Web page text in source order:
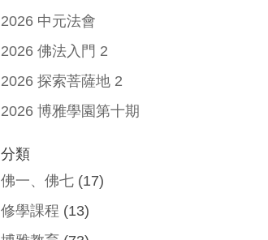
2026 中元法會
2026 佛法入門 2
2026 探索菩薩地 2
2026 博雅學園第十期
分類
佛一、佛七 (17)
修學課程 (13)